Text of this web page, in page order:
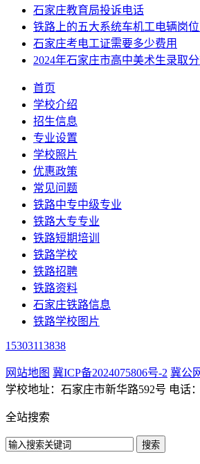
石家庄教育局投诉电话
铁路上的五大系统车机工电辆岗
石家庄考电工证需要多少费用
2024年石家庄市高中美术生录取
首页
学校介绍
招生信息
专业设置
学校照片
优惠政策
常见问题
铁路中专中级专业
铁路大专专业
铁路短期培训
铁路学校
铁路招聘
铁路资料
石家庄铁路信息
铁路学校图片
15303113838
网站地图 冀ICP备2024075806号-2 冀公
学校地址：石家庄市新华路592号 电话
全站搜索